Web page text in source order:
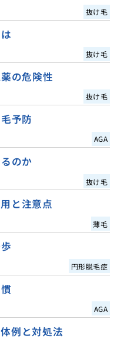
抜け毛
抜け毛
の危険性
抜け毛
予防
AGA
のか
抜け毛
と注意点
薄毛
円形脱毛症
AGA
例と対処法